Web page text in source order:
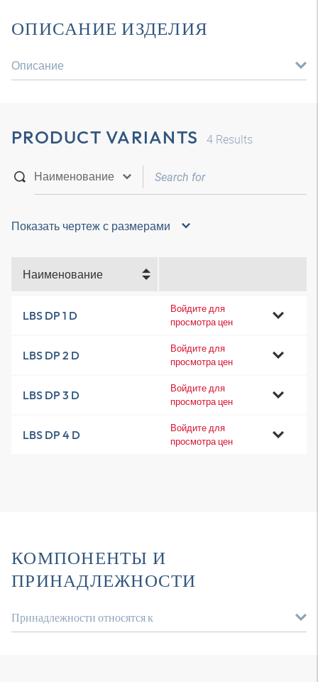
ОПИСАНИЕ ИЗДЕЛИЯ
Описание
PRODUCT VARIANTS 4 Results
Показать чертеж с размерами
Наименование
LBS DP 1 D
Войдите для
просмотра цен
LBS DP 2 D
Войдите для
просмотра цен
LBS DP 3 D
Войдите для
просмотра цен
LBS DP 4 D
Войдите для
просмотра цен
КОМПОНЕНТЫ И
ПРИНАДЛЕЖНОСТИ
Принадлежности относятся к